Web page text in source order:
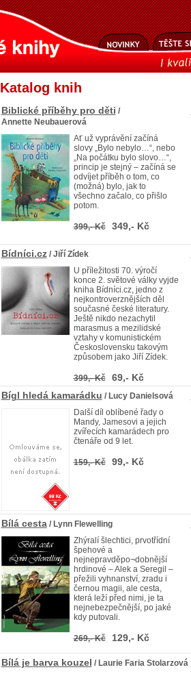
Katalog knih
Biblické příběhy pro děti /
Annette Neubauerová
Ať už vyprávění začíná
slovy „Bylo nebylo…“, nebo
„Na počátku bylo slovo…“,
princip je stejný – začíná se
odvíjet příběh o tom, co
(možná) bylo, jak to
všechno začalo, co přišlo
potom.
399,- Kč 349,- Kč
Bídníci.cz/ Jiří Zídek
U příležitosti 70. výročí
konce 2. světové války vyjde
kniha Bídníci.cz, jedno z
nejkontroverznějších děl
současné české literatury.
Ještě nikdo nezachytil
marasmus a mezilidské
vztahy v komunistickém
Československu takovým
způsobem jako Jiří Zídek.
399,- Kč 69,- Kč
Bígl hledá kamarádku / Lucy Danielsová
Další díl oblíbené řady o
Mandy, Jamesovi a jejich
zvířecích kamarádech pro
čtenáře od 9 let.
159,- Kč 99,- Kč
Bílá cesta/ Lynn Flewelling
Zhýralí šlechtici, prvotřídní
špehové a
nejnepravděpo¬dobnější
hrdinové – Alek a Seregil –
přežili vyhnanství, zradu i
černou magii, ale cesta,
která leží před nimi, je ta
nejnebezpečnější, po jaké
kdy putovali.
269,- Kč 129,- Kč
Bílá je barva kouzel / Laurie Faria Stolarzová